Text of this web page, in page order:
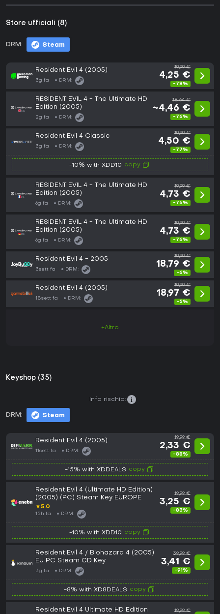
Store ufficiali (8)
DRM: Steam
Resident Evil 4 (2005)
3g fa DRM:
19,99 €
4,25 €
-78%
RESIDENT EVIL 4 - The Ultimate HD
Edition (2005)
2g fa DRM:
18,64 €
~4,46 €
-76%
Resident Evil 4 Classic
3g fa DRM:
19,99 €
4,50 €
-77%
-10% with XDD10 copy
RESIDENT EVIL 4 - The Ultimate HD
Edition (2005)
6g fa DRM:
19,99 €
4,73 €
-76%
RESIDENT EVIL 4 - The Ultimate HD
Edition (2005)
6g fa DRM:
19,99 €
4,73 €
-76%
Resident Evil 4 - 2005
3sett fa DRM:
19,99 €
18,79 €
-6%
Resident Evil 4 (2005)
18sett fa DRM:
19,99 €
18,97 €
-5%
+Altro
Keyshop (35)
DRM: Steam
Info rischio:
Resident Evil 4 (2005)
11sett fa DRM:
19,99 €
2,33 €
-88%
-15% with XDDEALS copy
Resident Evil 4 (Ultimate HD Edition)
(2005) (PC) Steam Key EUROPE
★5.0
15h fa DRM:
19,99 €
3,25 €
-83%
-10% with XDD10 copy
Resident Evil 4 / Biohazard 4 (2005)
EU PC Steam CD Key
3g fa DRM:
39,99 €
3,41 €
-91%
-8% with XD8DEALS copy
Resident Evil 4 Ultimate HD Edition
19,99 €